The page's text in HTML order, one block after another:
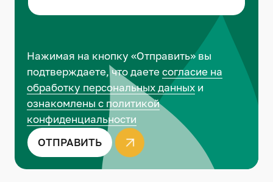
ОТПРАВИТЬ
Нажимая на кнопку «Отправить» вы
подтверждаете, что даете согласие на
обработку персональных данныхи
ознакомлены с политикой
конфиденциальности